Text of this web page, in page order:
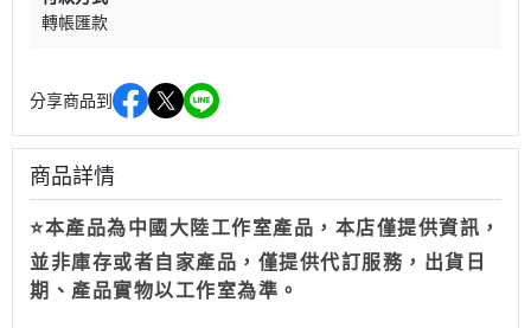
轉帳匯款
分享商品到
商品詳情
⭐本產品為中國大陸工作室產品，本店僅提供資訊，
並非庫存或者自家產品，僅提供代訂服務，出貨日
期、產品實物以工作室為準。